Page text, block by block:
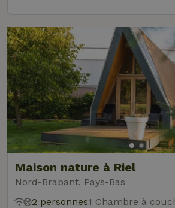
Maison nature à Riel
Nord-Brabant, Pays-Bas
2 personnes1 Chambre à